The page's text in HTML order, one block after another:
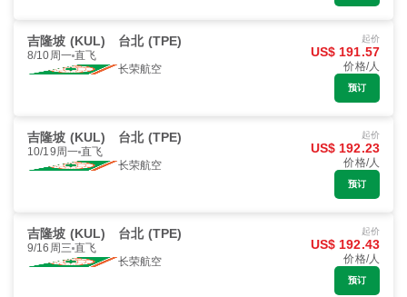
吉隆坡 (KUL) 台北 (TPE)
8/10周一 直飞
长荣航空
起价
US$ 191.57
价格/人
预订
吉隆坡 (KUL) 台北 (TPE)
10/19周一 直飞
长荣航空
起价
US$ 192.23
价格/人
预订
吉隆坡 (KUL) 台北 (TPE)
9/16周三 直飞
长荣航空
起价
US$ 192.43
价格/人
预订